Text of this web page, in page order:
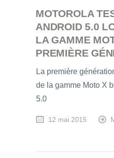
MOTOROLA
ANDROID 5.0
LA GAMME
PREMIÈRE
La première
de la gamme Moto X
5.0
12 mai 2015